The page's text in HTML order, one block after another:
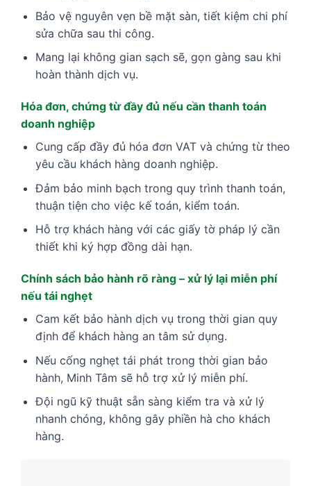
Bảo vệ nguyên vẹn bề mặt sàn, tiết kiệm chi phí
sửa chữa sau thi công.
Mang lại không gian sạch sẽ, gọn gàng sau khi
hoàn thành dịch vụ.
Hóa đơn, chứng từ đầy đủ nếu cần thanh toán
doanh nghiệp
Cung cấp đầy đủ hóa đơn VAT và chứng từ theo
yêu cầu khách hàng doanh nghiệp.
Đảm bảo minh bạch trong quy trình thanh toán,
thuận tiện cho việc kế toán, kiểm toán.
Hỗ trợ khách hàng với các giấy tờ pháp lý cần
thiết khi ký hợp đồng dài hạn.
Chính sách bảo hành rõ ràng – xử lý lại miễn phí
nếu tái nghẹt
Cam kết bảo hành dịch vụ trong thời gian quy
định để khách hàng an tâm sử dụng.
Nếu cống nghẹt tái phát trong thời gian bảo
hành, Minh Tâm sẽ hỗ trợ xử lý miễn phí.
Đội ngũ kỹ thuật sẵn sàng kiểm tra và xử lý
nhanh chóng, không gây phiền hà cho khách
hàng.